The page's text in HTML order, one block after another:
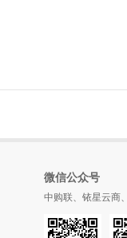
微信公众号
中购联、铱星云商